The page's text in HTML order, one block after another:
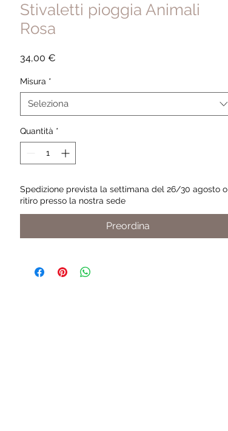
Stivaletti pioggia Animali
Rosa
34,00 €
Misura *
Seleziona
Quantità *
Spedizione prevista la settimana del 26/30 agosto o
ritiro presso la nostra sede
Preordina